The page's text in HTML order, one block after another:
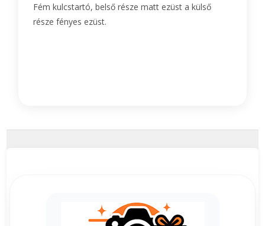
Fém kulcstartó, belső része matt ezüst a külső
része fényes ezüst.